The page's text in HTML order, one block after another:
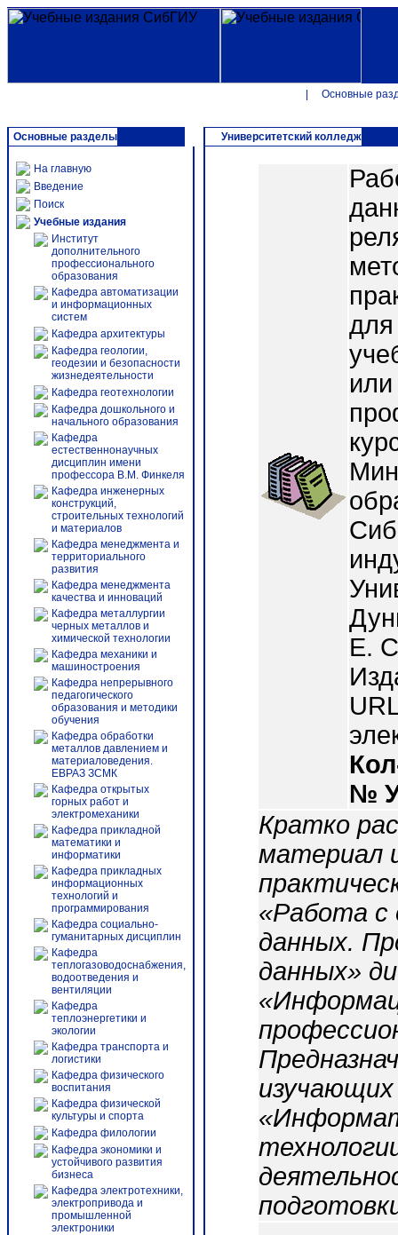
Основные
Основные разделы
На главную
Введение
Поиск
Учебные издания
Институт
дополнительного
профессионального
образования
Кафедра автоматизации
и информационных
систем
Кафедра архитектуры
Кафедра геологии,
геодезии и безопасности
жизнедеятельности
Кафедра геотехнологии
Кафедра дошкольного и
начального образования
Кафедра
естественнонаучных
дисциплин имени
профессора В.М. Финкеля
Кафедра инженерных
конструкций,
строительных технологий
и материалов
Кафедра менеджмента и
территориального
развития
Кафедра менеджмента
качества и инноваций
Кафедра металлургии
черных металлов и
химической технологии
Кафедра механики и
машиностроения
Кафедра непрерывного
педагогического
образования и методики
обучения
Кафедра обработки
металлов давлением и
материаловедения.
ЕВРАЗ ЗСМК
Кафедра открытых
горных работ и
электромеханики
Кафедра прикладной
математики и
информатики
Кафедра прикладных
информационных
технологий и
программирования
Кафедра социально-
гуманитарных дисциплин
Кафедра
теплогазоводоснабжения,
водоотведения и
вентиляции
Кафедра
теплоэнергетики и
экологии
Кафедра транспорта и
логистики
Кафедра физического
воспитания
Кафедра физической
культуры и спорта
Кафедра филологии
Кафедра экономики и
устойчивого развития
бизнеса
Кафедра электротехники,
электропривода и
промышленной
электроники
Университетский колледж
Е.
№
Кратко
материал
«Работа с
данных.
данных»